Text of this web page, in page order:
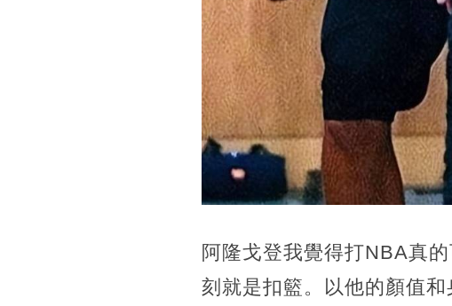
阿隆戈登我覺得打NBA真
刻就是扣籃。以他的顏值